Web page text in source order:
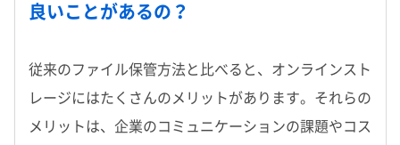
良いことがあるの？
従来のファイル保管方法と比べると、オンラインスト
レージにはたくさんのメリットがあります。それらの
メリットは、企業のコミュニケーションの課題やコス